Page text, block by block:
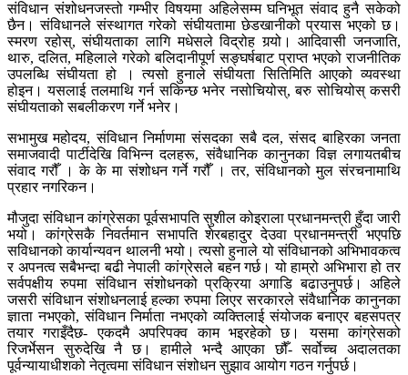
संविधान संशोधनजस्तो गम्भीर विषयमा अहिलेसम्म घनिभूत संवाद हुनै सकेको
छैन। संविधानले संस्थागत गरेको संघीयतामा छेडखानीको प्रयास भएको छ।
स्मरण रहोस्, संघीयताका लागि मधेसले विद्रोह गर्‍यो। आदिवासी जनजाति,
थारु, दलित, महिलाले गरेको बलिदानीपूर्ण सङ्घर्षबाट प्राप्त भएको राजनीतिक
उपलब्धि संघीयता हो । त्यसो हुनाले संघीयता सितिमिति आएको व्यवस्था
होइन। यसलाई तलमाथि गर्न सकिन्छ भनेर नसोचियोस्, बरु सोचियोस् कसरी
संघीयताको सबलीकरण गर्ने भनेर।
सभामुख महोदय, संविधान निर्माणमा संसदका सबै दल, संसद बाहिरका जनता
समाजवादी पार्टीदेखि विभिन्न दलहरू, संवैधानिक कानुनका विज्ञ लगायतबीच
संवाद गरौँ । के के मा संशोधन गर्ने गरौँ । तर, संविधानको मुल संरचनामाथि
प्रहार नगरिकन।
मौजुदा संविधान कांग्रेसका पूर्वसभापति सुशील कोइराला प्रधानमन्त्री हुँदा जारी
भयो। कांग्रेसकै निवर्तमान सभापति शेरबहादुर देउवा प्रधानमन्त्री भएपछि
सविधानको कार्यान्यवन थालनी भयो। त्यसो हुनाले यो संविधानको अभिभावकत्व
र अपनत्व सबैभन्दा बढी नेपाली कांग्रेसले बहन गर्छ। यो हाम्रो अभिभारा हो तर
सर्वपक्षीय रुपमा संविधान संशोधनको प्रक्रिया अगाडि बढाउनुपर्छ। अहिले
जसरी संविधान संशोधनलाई हल्का रुपमा लिएर सरकारले संवैधानिक कानुनका
ज्ञाता नभएको, संविधान निर्माता नभएको व्यक्तिलाई संयोजक बनाएर बहसपत्र
तयार गराइँदैछ- एकदमै अपरिपक्व काम भइरहेको छ। यसमा कांग्रेसको
रिजर्भेसन सुरुदेखि नै छ। हामीले भन्दै आएका छौँ- सर्वोच्च अदालतका
पूर्वन्यायाधीशको नेतृत्वमा संविधान संशोधन सुझाव आयोग गठन गर्नुपर्छ।